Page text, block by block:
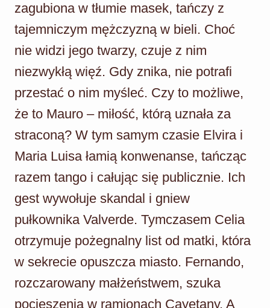
zagubiona w tłumie masek, tańczy z
tajemniczym mężczyzną w bieli. Choć
nie widzi jego twarzy, czuje z nim
niezwykłą więź. Gdy znika, nie potrafi
przestać o nim myśleć. Czy to możliwe,
że to Mauro – miłość, którą uznała za
straconą? W tym samym czasie Elvira i
Maria Luisa łamią konwenanse, tańcząc
razem tango i całując się publicznie. Ich
gest wywołuje skandal i gniew
pułkownika Valverde. Tymczasem Celia
otrzymuje pożegnalny list od matki, która
w sekrecie opuszcza miasto. Fernando,
rozczarowany małżeństwem, szuka
pocieszenia w ramionach Cayetany. A